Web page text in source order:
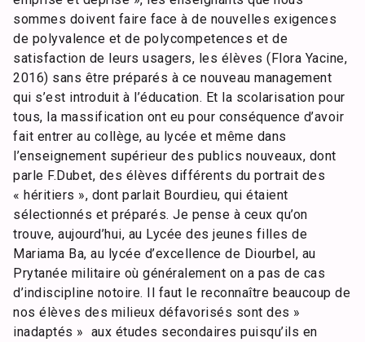
sommes doivent faire face à de nouvelles exigences
de polyvalence et de polycompetences et de
satisfaction de leurs usagers, les élèves (Flora Yacine,
2016) sans être préparés à ce nouveau management
qui s’est introduit à l’éducation. Et la scolarisation pour
tous, la massification ont eu pour conséquence d’avoir
fait entrer au collège, au lycée et même dans
l’enseignement supérieur des publics nouveaux, dont
parle F.Dubet, des élèves différents du portrait des
« héritiers », dont parlait Bourdieu, qui étaient
sélectionnés et préparés. Je pense à ceux qu’on
trouve, aujourd’hui, au Lycée des jeunes filles de
Mariama Ba, au lycée d’excellence de Diourbel, au
Prytanée militaire où généralement on a pas de cas
d’indiscipline notoire. Il faut le reconnaître beaucoup de
nos élèves des milieux défavorisés sont des »
inadaptés » aux études secondaires puisqu’ils en